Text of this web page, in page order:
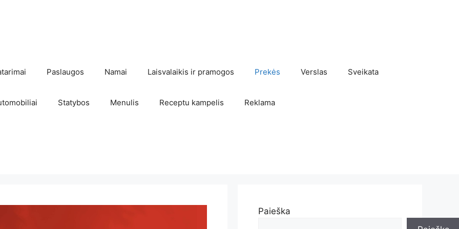
Paslaugos Namai Laisvalaikis ir pramogos Prekės Verslas Sveikata
Statybos Menulis Receptu kampelis Reklama
Paieška